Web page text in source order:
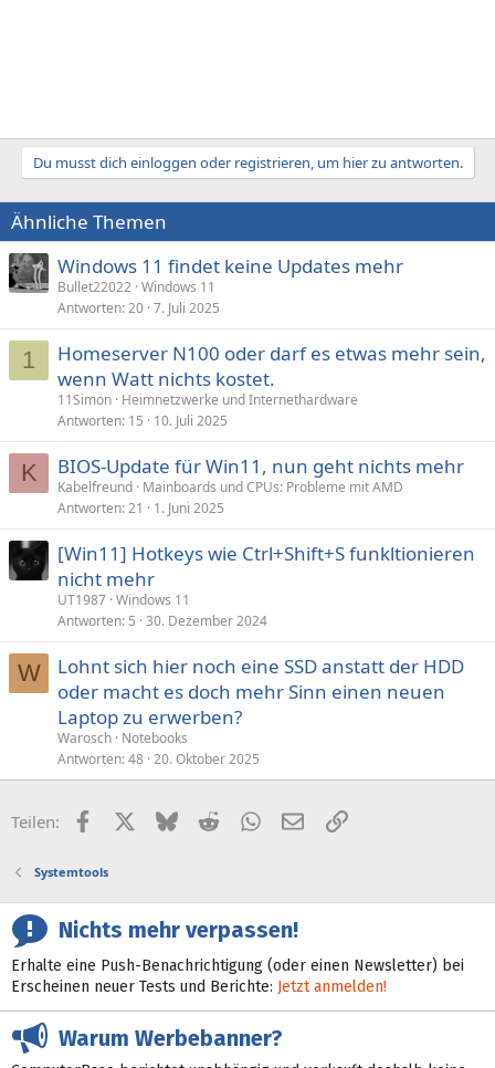
Du musst dich einloggen oder registrieren, um hier zu antworten.
Ähnliche Themen
Windows 11 findet keine Updates mehr
Bullet22022 Windows 11
Antworten 20 7. Juli 2025
1
Homeserver N100 oder darf es etwas mehr sein,
wenn Watt nichts kostet.
11Simon Heimnetzwerke und Internethardware
Antworten 15 10. Juli 2025
K BIOS-Update für Win11, nun geht nichts mehr
Kabelfreund Mainboards und CPUs: Probleme mit AMD
Antworten 21 1. Juni 2025
[Win11] Hotkeys wie Ctrl+Shift+S funkltionieren
nicht mehr
UT1987 Windows 11
Antworten 5 30. Dezember 2024
W
Lohnt sich hier noch eine SSD anstatt der HDD
oder macht es doch mehr Sinn einen neuen
Laptop zu erwerben?
Warosch Notebooks
Antworten 48 20. Oktober 2025
Teilen: FacebookX (Twitter)
BlueskyRedditWhatsApp
E-MailLink
Systemtools
Nichts mehr verpassen!
Erhalte eine Push-Benachrichtigung (oder einen Newsletter) bei
Erscheinen neuer Tests und Berichte: Jetzt anmelden!
Warum Werbebanner?